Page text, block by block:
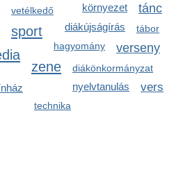
környezet
vetélkedő
diákújságírás
tánc
sport
hagyomány
tábor
verseny
zene diákönkormányzat
nyelvtanulás
vers
technika